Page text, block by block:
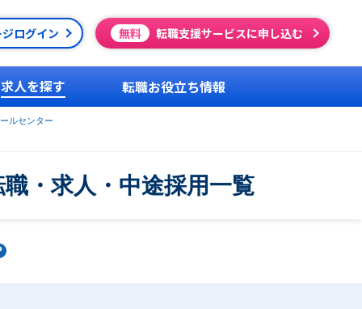
ログイン 無料 転職支援サービスに申し込む
求人を探す 転職お役立ち情報
ルセンター
・求人・中途採用一覧